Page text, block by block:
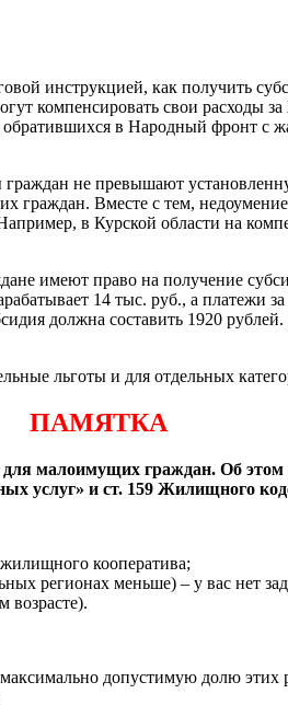
инструкцией, как получить
компенсировать свои расходы
в Народный фронт
не превышают
граждан. Вместе с тем,
в Курской области на
имеют право на получение
14 тыс. руб., а
должна составить 1920
льготы и для отдельных
ПАМЯТКА
малоимущих граждан. Об этом
услуг» и ст. 159 Жилищного
кооператива;
регионах меньше) – у вас нет
возрасте).
допустимую долю этих